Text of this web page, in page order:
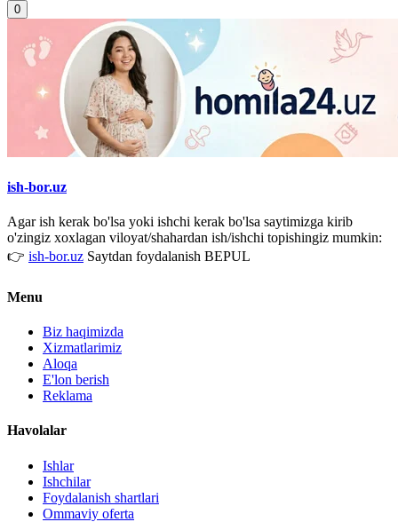
0
ish-bor.uz
Agar ish kerak bo'lsa yoki ishchi kerak bo'lsa saytimizga kirib
o'zingiz xoxlagan viloyat/shahardan ish/ishchi topishingiz mumkin:
👉 ish-bor.uz Saytdan foydalanish BEPUL
Menu
Biz haqimizda
Xizmatlarimiz
Aloqa
E'lon berish
Reklama
Havolalar
Ishlar
Ishchilar
Foydalanish shartlari
Ommaviy oferta